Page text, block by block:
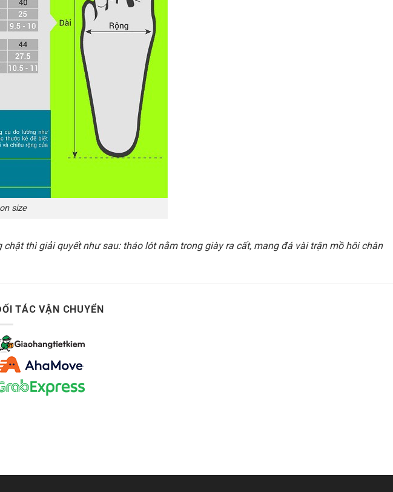
size
thì giải quyết như sau: tháo lót nằm trong giày ra cất, mang đá vài trận mồ hôi chân
TÁC VẬN CHUYỂN